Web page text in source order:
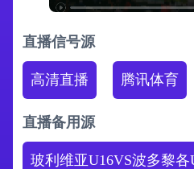
直播信号源
高清直播 腾讯体育
直播备用源
玻利维亚U16VS波多黎各